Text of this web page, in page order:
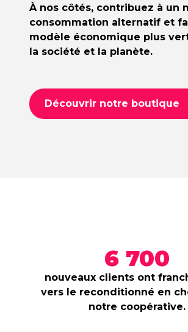
À nos côtés, contribuez à un
consommation alternatif et
modèle économique plus
la société et la planète.
Découvrir notre boutique
6 700
nouveaux clients ont
vers le reconditionné en
notre coopérative.